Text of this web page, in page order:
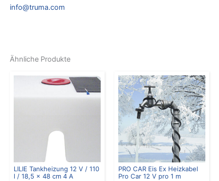
info@truma.com
Ähnliche Produkte
LILIE Tankheizung 12 V / 110
l / 18,5 x 48 cm 4 A
PRO CAR Eis Ex Heizkabel
Pro Car 12 V pro 1 m